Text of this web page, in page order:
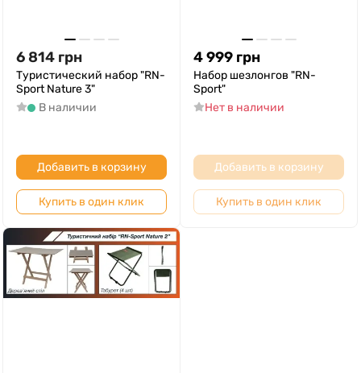
6 814 грн
Туристический набор "RN-
Sport Nature 3"
В наличии
Добавить в корзину
Купить в один клик
4 999 грн
Набор шезлонгов "RN-
Sport"
Нет в наличии
Добавить в корзину
Купить в один клик